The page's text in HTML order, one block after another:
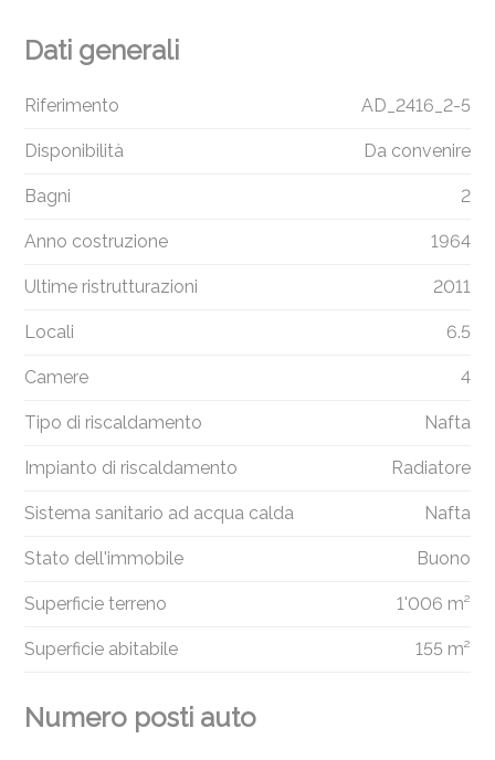
Dati generali
Riferimento AD_2416_2-5
Disponibilità Da convenire
Bagni 2
Anno costruzione 1964
Ultime ristrutturazioni 2011
Locali 6.5
Camere 4
Tipo di riscaldamento Nafta
Impianto di riscaldamento Radiatore
Sistema sanitario ad acqua calda Nafta
Stato dell'immobile Buono
Superficie terreno 1'006 m²
Superficie abitabile 155 m²
Numero posti auto